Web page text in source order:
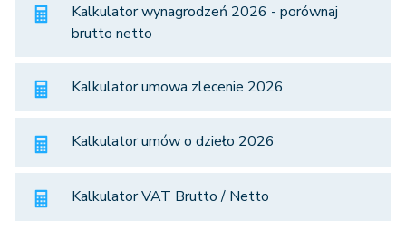
Kalkulator wynagrodzeń 2026 - porównaj
brutto netto
Kalkulator umowa zlecenie 2026
Kalkulator umów o dzieło 2026
Kalkulator VAT Brutto / Netto